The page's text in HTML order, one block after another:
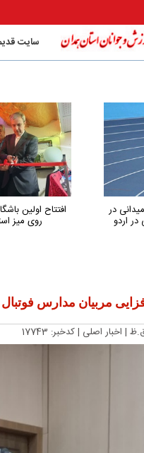
سایت
در افتتاح اولین
روی میز
مربیان مدارس
اخبار اصلی | کدخبر: 17743